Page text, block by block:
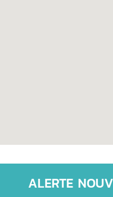
ALERTE